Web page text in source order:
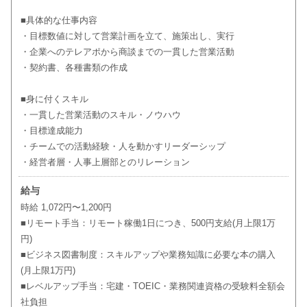
■具体的な仕事内容
・目標数値に対して営業計画を立て、施策出し、実行
・企業へのテレアポから商談までの一貫した営業活動
・契約書、各種書類の作成
■身に付くスキル
・一貫した営業活動のスキル・ノウハウ
・目標達成能力
・チームでの活動経験・人を動かすリーダーシップ
・経営者層・人事上層部とのリレーション
給与
時給 1,072円〜1,200円
■リモート手当：リモート稼働1日につき、500円支給(月上限1万
円)
■ビジネス図書制度：スキルアップや業務知識に必要な本の購入
(月上限1万円)
■レベルアップ手当：宅建・TOEIC・業務関連資格の受験料全額会
社負担